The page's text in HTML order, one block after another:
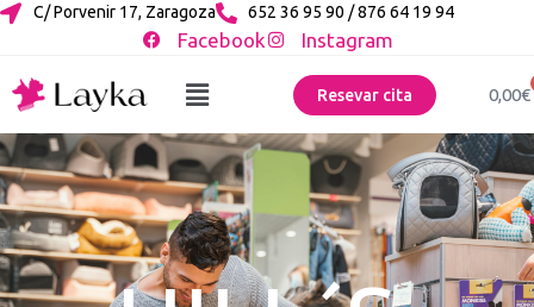
C/ Porvenir 17, Zaragoza 652 36 95 90 / 876 64 19 94
Facebook Instagram
Resevar cita 0,00€